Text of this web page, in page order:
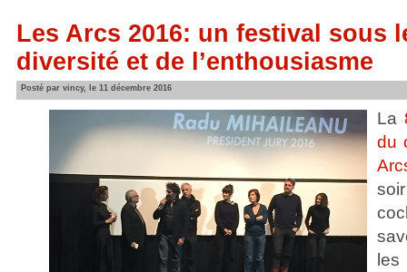
Les Arcs 2016: un festival sous
diversité et de l’enthousiasme
Posté par vincy, le 11 décembre 2016
La
du
les